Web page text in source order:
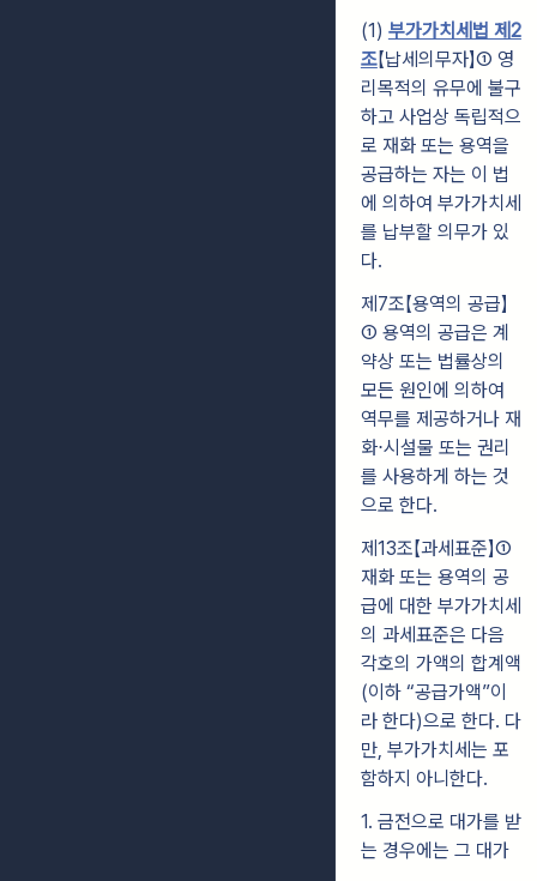
(1) 부가가치세법 제2
조【납세의무자】① 영
리목적의 유무에 불구
하고 사업상 독립적으
로 재화 또는 용역을
공급하는 자는 이 법
에 의하여 부가가치세
를 납부할 의무가 있
다.
제7조【용역의 공급】
① 용역의 공급은 계
약상 또는 법률상의
모든 원인에 의하여
역무를 제공하거나 재
화⋅시설물 또는 권리
를 사용하게 하는 것
으로 한다.
제13조【과세표준】①
재화 또는 용역의 공
급에 대한 부가가치세
의 과세표준은 다음
각호의 가액의 합계액
(이하 “공급가액”이
라 한다)으로 한다. 다
만, 부가가치세는 포
함하지 아니한다.
1. 금전으로 대가를 받
는 경우에는 그 대가